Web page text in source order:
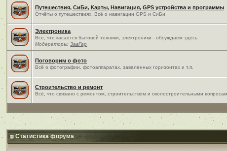
Путешествия, СиБи, Карты, Навигация, GPS устройства и программы
Отчёты о путешествиях. Всё о навигации GPS и СиБи
Электроника
Все, что касается бытовой техники, электроники - обсуждаем здесь
Модераторы:ЗавГар
Поговорим о фото
Всё о фотографии, фотоаппаратах, заваленных горизонтах и т.п.
Строительство и ремонт
Всё, что связано с ремонтом, строительством и околостроительными
Статистика форума